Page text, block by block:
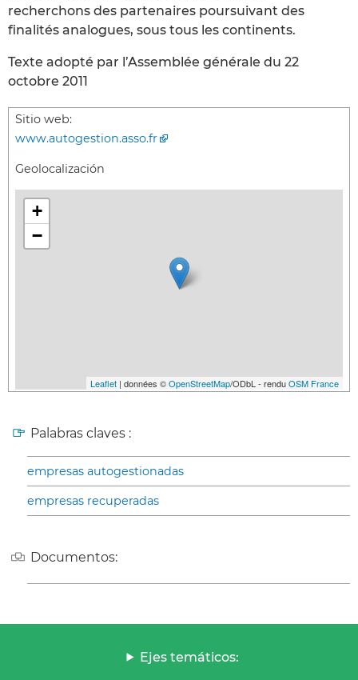
recherchons des partenaires poursuivant des
finalités analogues, sous tous les continents.
Texte adopté par l’Assemblée générale du 22
octobre 2011
Sitio web:
www.autogestion.asso.fr
Geolocalización
+
−
Leaflet | données ©OpenStreetMap/ODbL - renduOSM France
Palabras claves :
empresas autogestionadas
empresas recuperadas
Documentos:
Ejes temáticos: